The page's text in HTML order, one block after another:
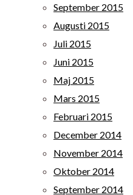
September 2015
Augusti 2015
Juli 2015
Juni 2015
Maj 2015
Mars 2015
Februari 2015
December 2014
November 2014
Oktober 2014
September 2014